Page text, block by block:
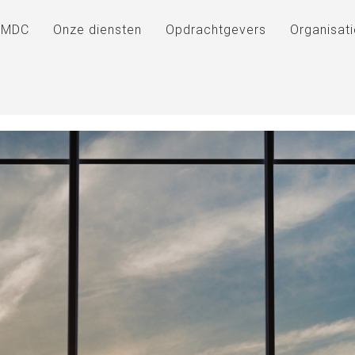
Onze diensten Opdrachtgevers